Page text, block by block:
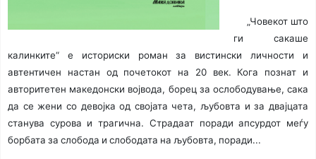
„Човекот што
ги сакаше
калинките“ е историски роман за вистински личности и
автентичен настан од почетокот на 20 век. Кога познат и
авторитетен македонски војвода, борец за ослободување, сака
да се жени со девојка од својата чета, љубовта и за двајцата
станува сурова и трагична. Страдаат поради апсурдот меѓу
борбата за слобода и слободата на љубовта, поради...